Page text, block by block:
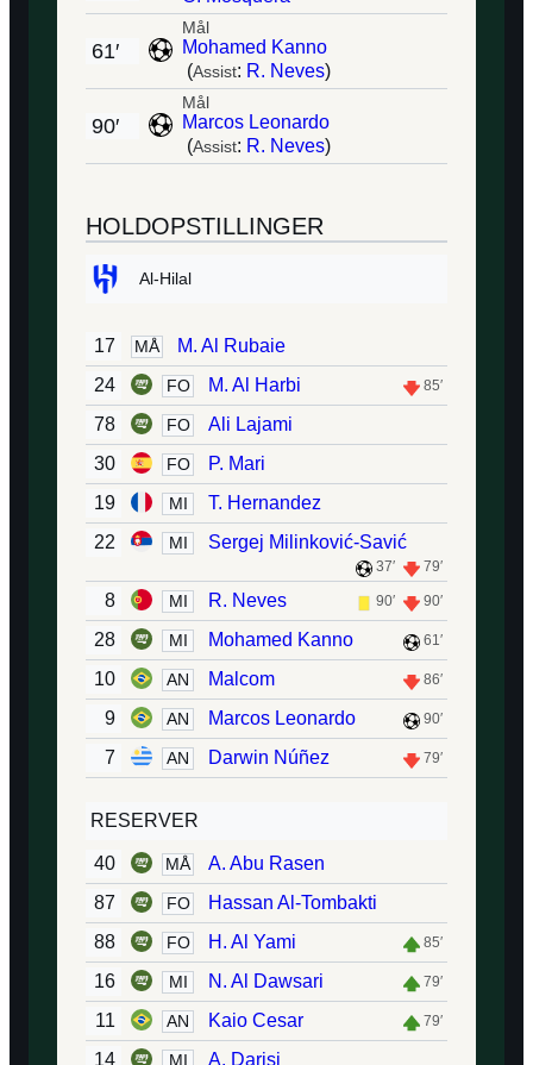
Mål
Mohamed Kanno
(Assist: R. Neves)
61′
Mål
Marcos Leonardo
(Assist: R. Neves)
90′
HOLDOPSTILLINGER
Al-Hilal
17 MÅ
M. Al Rubaie
24
FO M. Al Harbi 85′
78 FO
Ali Lajami
30
FO
P. Mari
19
MI
T. Hernandez
22
MI Sergej Milinković-Savić
37′ 79′
8 MI R. Neves 90′ 90′
28 MI Mohamed Kanno 61′
10 AN Malcom 86′
9 AN Marcos Leonardo 90′
7 AN Darwin Núñez 79′
RESERVER
40 MÅ
A. Abu Rasen
87
FO
Hassan Al-Tombakti
88
FO H. Al Yami 85′
16 MI N. Al Dawsari 79′
11 AN Kaio Cesar 79′
14 MI
A. Darisi